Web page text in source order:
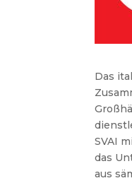
Das
SVAI
das
aus